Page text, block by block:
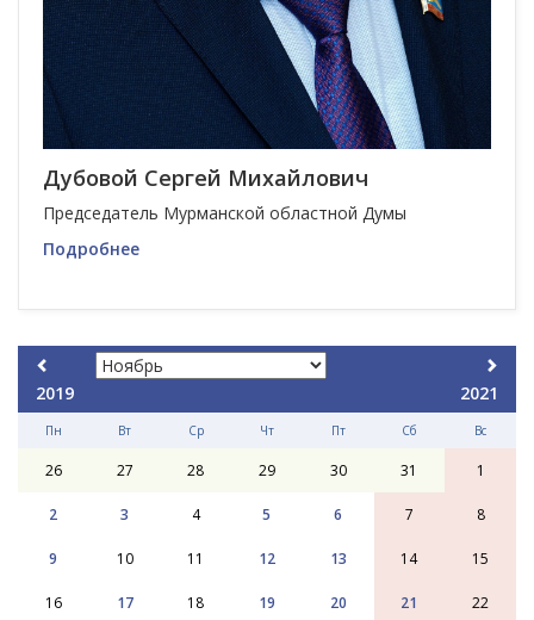
Дубовой Сергей Михайлович
Председатель Мурманской областной Думы
Подробнее
2019 2021
Пн Вт Ср Чт Пт Сб Вс
26 27 28 29 30 31 1
2 3 4 5 6 7 8
9 10 11 12 13 14 15
16 17 18 19 20 21 22